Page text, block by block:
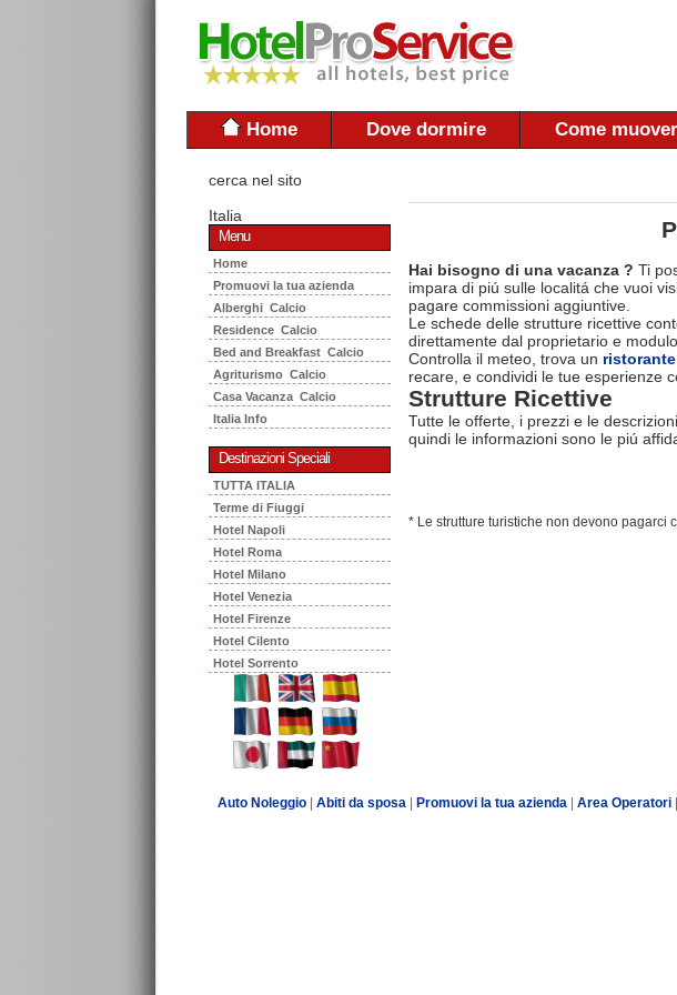
Home Dove dormire Come
cerca nel sito
Italia
Menu
Home
Promuovi la tua azienda
Alberghi Calcio
Residence Calcio
Bed and Breakfast Calcio
Agriturismo Calcio
Casa Vacanza Calcio
Italia Info
Destinazioni Speciali
TUTTA ITALIA
Terme di Fiuggi
Hotel Napoli
Hotel Roma
Hotel Milano
Hotel Venezia
Hotel Firenze
Hotel Cilento
Hotel Sorrento
Hai bisogno di una vacanza ? Ti
impara di piú sulle localitá che vuoi
pagare commissioni aggiuntive.
Le schede delle strutture ricettive
direttamente dal proprietario e
Controlla il meteo, trova un ristorante
recare, e condividi le tue esperienze
Strutture Ricettive
Tutte le offerte, i prezzi e le
quindi le informazioni sono le piú
* Le strutture turistiche non devono pagarci
Auto Noleggio Abiti da sposa Promuovi la tua azienda Area Operatori